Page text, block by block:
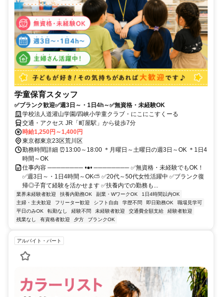
学童保育スタッフ
✅ブランク歓迎✅週3日～・1日4h～✅無資格・未経験OK
学校法人道灌山学園/四峡小学童クラブ・にこにこすくーる
交通・アクセス JR「町屋駅」から徒歩7分
時給1,250円～1,400円
東京都東京23区荒川区
勤務時間詳細 ⏰13:00～18:00 ＊月曜日～土曜日の週3日～OK ＊1日4
時間～OK
仕事内容 ──────── •●• ──────── ✅無資格・未経験でもOK！
✅週3日～・1日4時間～OK⛅ ✅20代～50代女性活躍中 ✅ブランク復
帰◎子育て経験を活かせます ✅扶養内での勤務も...
業界未経験者歓迎 扶養内勤務OK 副業・WワークOK
1日4時間以内OK
主婦・主夫歓迎
フリーター歓迎 シフト自由 学歴不問 即日勤務OK
職場見学可
平日のみOK
転勤なし 経験不問 未経験者歓迎 交通費全額支給
経験者歓迎
残業なし
有資格者歓迎 夕方 ブランクOK
アルバイト・パート